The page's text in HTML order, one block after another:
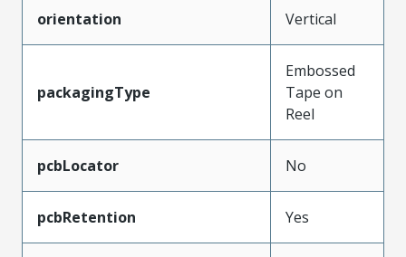
orientation Vertical
packagingType
Embossed
Tape on
Reel
pcbLocator No
pcbRetention Yes